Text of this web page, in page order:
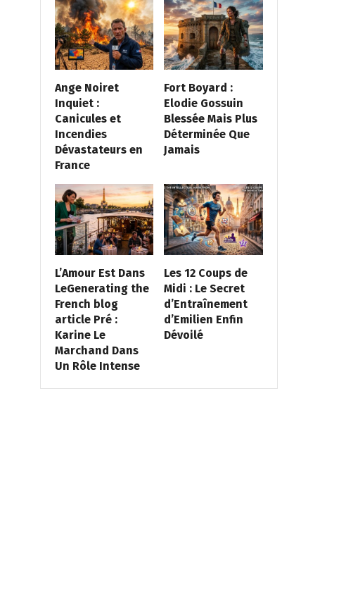
Ange Noiret
Inquiet :
Canicules et
Incendies
Dévastateurs en
France
Fort Boyard :
Elodie Gossuin
Blessée Mais Plus
Déterminée Que
Jamais
L’Amour Est Dans
LeGenerating the
French blog
article Pré :
Karine Le
Marchand Dans
Un Rôle Intense
Les 12 Coups de
Midi : Le Secret
d’Entraînement
d’Emilien Enfin
Dévoilé